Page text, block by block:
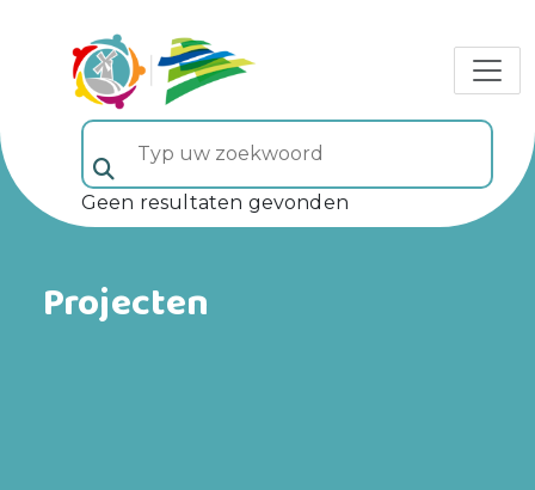
Typ uw zoekwoord (veld 5)
Geen resultaten gevonden
Projecten